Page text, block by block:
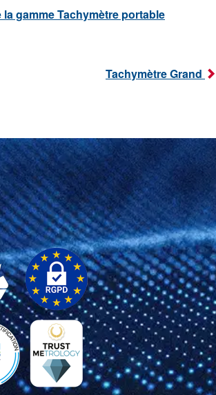
la gamme Tachymètre portable
Tachymètre Grand